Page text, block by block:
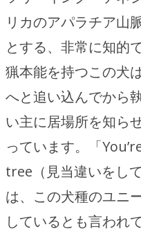
リカのアパラチア山
とする、非常に知的
猟本能を持つこの犬
へと追い込んでから
い主に居場所を知ら
っています。「
tree（見当違いをし
は、この犬種のユニ
しているとも言われ